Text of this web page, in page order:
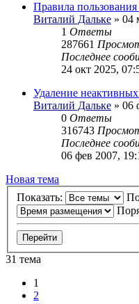
Правила пользования
Виталий Дальке » 04
1 Ответы
287661
Последнее
24 окт 2025,
Удаление неактивных
Виталий Дальке » 06
0 Ответы
316743
Последнее
06 фев 2007,
Новая тема
Показать:
31 тема
1
2